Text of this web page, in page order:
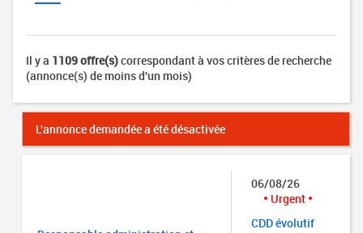
Il y a 1109 offre(s)correspondant à vos critères de recherche
(annonce(s) de moins d'un mois)
L'annonce demandée a été désactivée
06/08/26
Urgent
CDD évolutif